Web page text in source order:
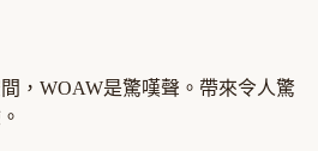
，WOAW是驚嘆聲。帶來令人驚